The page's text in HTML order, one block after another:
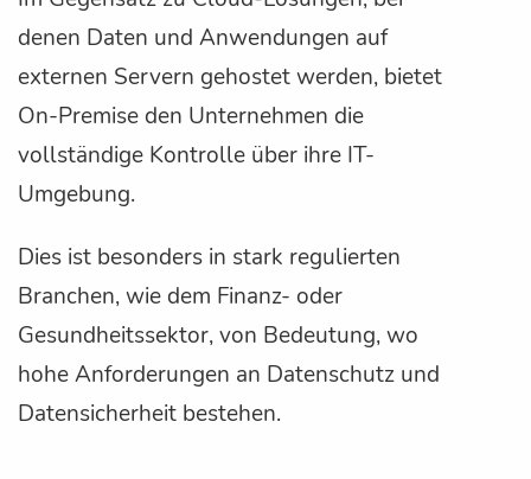
denen Daten und Anwendungen auf
externen Servern gehostet werden, bietet
On-Premise den Unternehmen die
vollständige Kontrolle über ihre IT-
Umgebung.
Dies ist besonders in stark regulierten
Branchen, wie dem Finanz- oder
Gesundheitssektor, von Bedeutung, wo
hohe Anforderungen an Datenschutz und
Datensicherheit bestehen.